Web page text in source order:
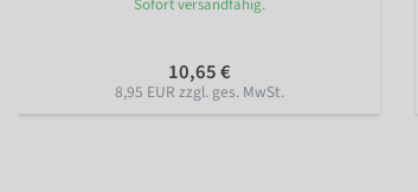
Sofort versandfähig.
10,65 €
8,95 EUR zzgl. ges. MwSt.